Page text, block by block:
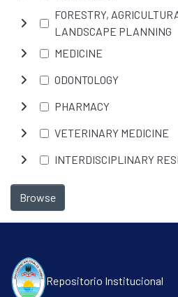
FORESTRY,
LANDSCAPE PLANNING
MEDICINE
ODONTOLOGY
PHARMACY
VETERINARY MEDICINE
INTERDISCIPLINARY
Browse
Repositorio Institucional